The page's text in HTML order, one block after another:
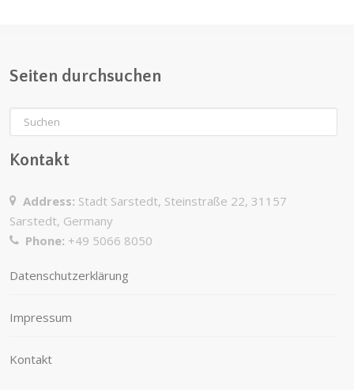
Seiten durchsuchen
Kontakt
Address: Stadt Sarstedt, Steinstraße 22, 31157
Sarstedt, Germany
Phone: +49 5066 8050
Datenschutzerklärung
Impressum
Kontakt